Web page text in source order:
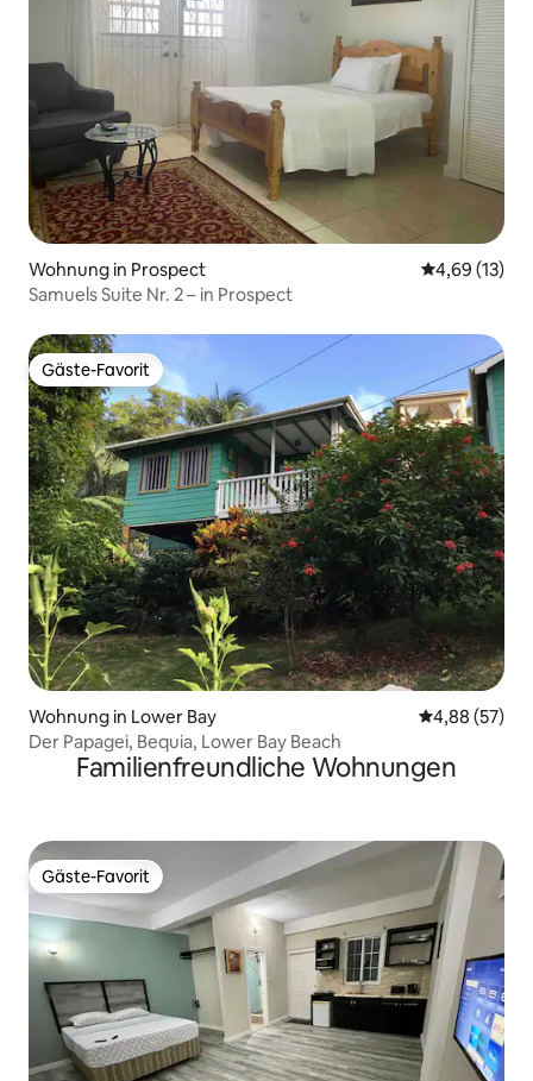
Wohnung in Prospect
4,69 (13)
Samuels Suite Nr. 2 – in Prospect
Gäste-Favorit
Gäste-Favorit
Wohnung in Lower Bay
4,88 (57)
Der Papagei, Bequia, Lower Bay Beach
Familienfreundliche Wohnungen
Gäste-Favorit
Gäste-Favorit